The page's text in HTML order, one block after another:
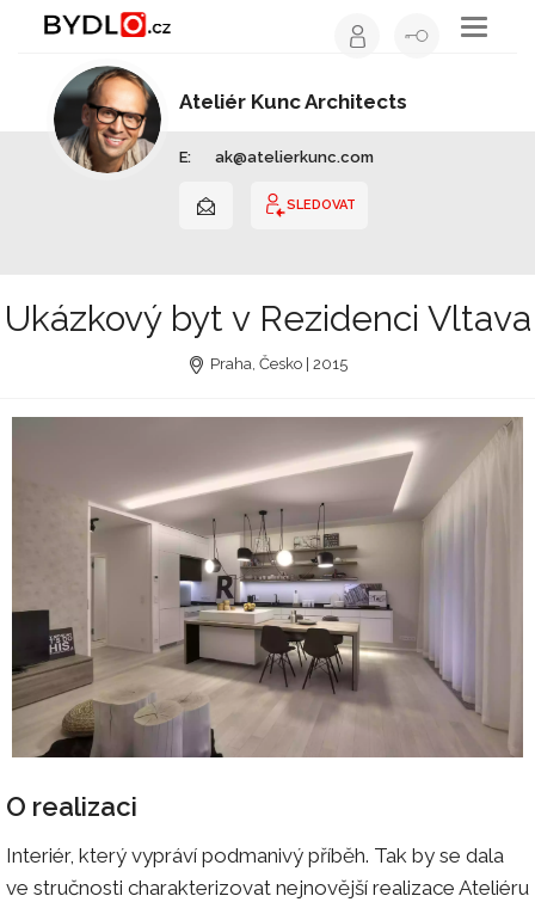
Toggle
Ateliér Kunc Architects
E: ak@atelierkunc.com
SLEDOVAT
Ukázkový byt v Rezidenci Vltava
Praha, Česko | 2015
O realizaci
Interiér, který vypráví podmanivý příběh. Tak by se dala
ve stručnosti charakterizovat nejnovější realizace Ateliéru